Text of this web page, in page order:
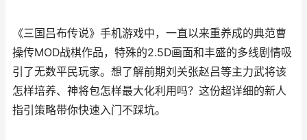
《三国吕布传说》手机游戏中，一直以来重养成的典范曹
操传MOD战棋作品，特殊的2.5D画面和丰盛的多线剧情吸
引了无数平民玩家。想了解前期刘关张赵吕等主力武将该
怎样培养、神将包怎样最大化利用吗？这份超详细的新人
指引策略带你快速入门不踩坑。